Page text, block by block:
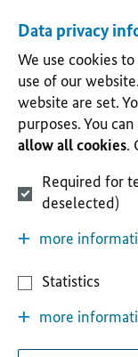
Data privacy
We use cookies
use of our
website are set.
purposes. You can
allow all cookies.
Required for
deselected)
more
Statistics
more